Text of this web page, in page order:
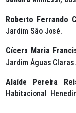
Roberto Fernando
Jardim São José.
Cícera Maria
Jardim Águas Claras.
Alaíde Pereira
Habitacional